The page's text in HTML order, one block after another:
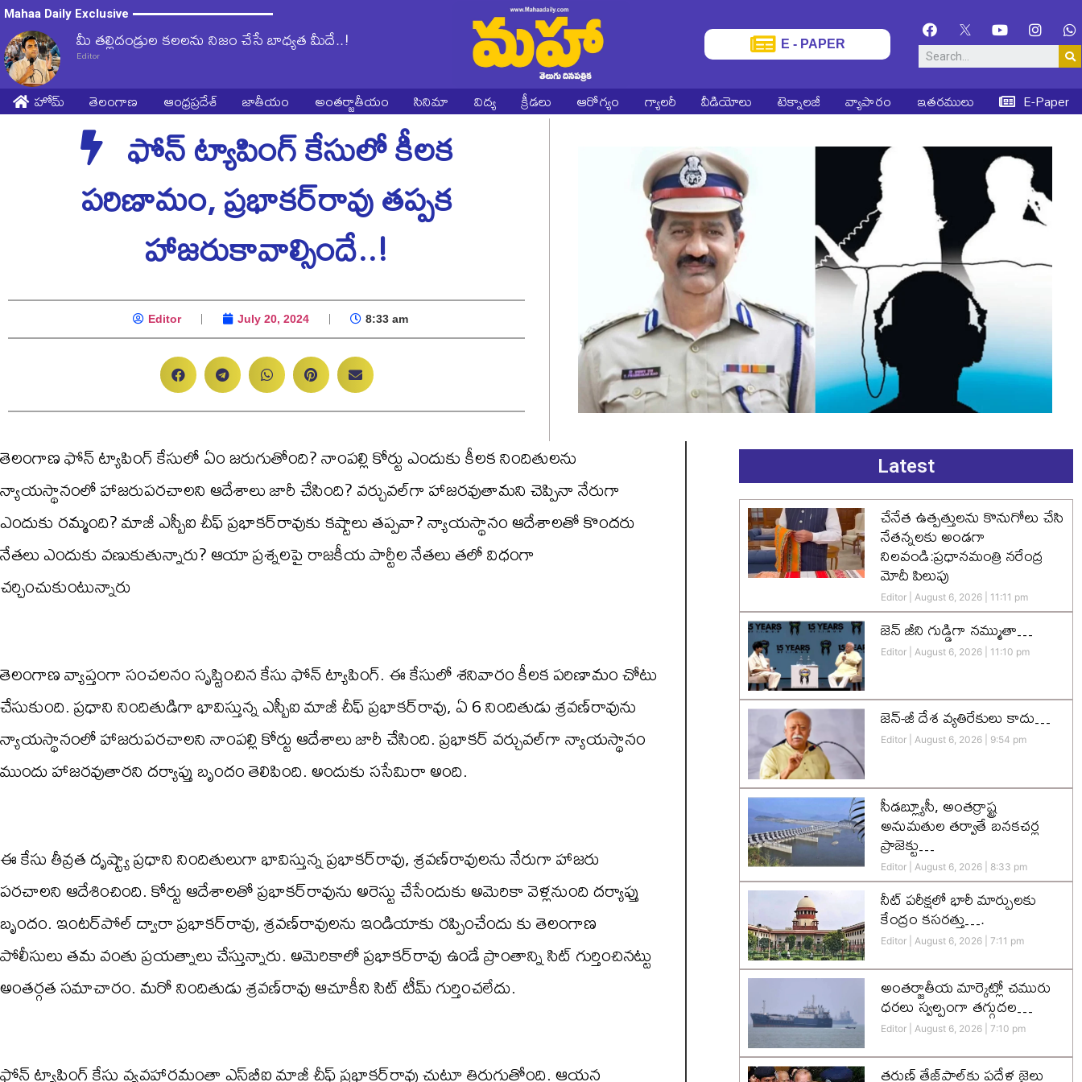
Mahaa Daily Exclusive
మీ తల్లిదండ్రుల కలలను నిజం చేసే బాధ్యత మీదే..!
Editor
E - PAPER
హోమ్ తెలంగాణ ఆంధ్రప్రదేశ్ జాతీయం అంతర్జాతీయం సినిమా విద్య క్రీడలు ఆరోగ్యం గ్యాలరీ వీడియోలు టెక్నాలజీ వ్యాపారం ఇతరములు E-Paper
ఫోన్ ట్యాపింగ్ కేసులో కీలక
పరిణామం, ప్రభాకర్‌రావు తప్పక
హాజరుకావాల్సిందే..!
Editor July 20, 2024 8:33 am
తెలంగాణ ఫోన్ ట్యాపింగ్ కేసులో ఏం జరుగుతోంది? నాంపల్లి కోర్టు ఎందుకు కీలక నిందితులను
న్యాయస్థానంలో హాజరుపరచాలని ఆదేశాలు జారీ చేసింది? వర్చువల్‌గా హాజరవుతామని చెప్పినా నేరుగా
ఎందుకు రమ్మంది? మాజీ ఎస్బీఐ చీఫ్ ప్రభాకర్‌రావుకు కష్టాలు తప్పవా? న్యాయస్థానం ఆదేశాలతో కొందరు
నేతలు ఎందుకు వణుకుతున్నారు? ఆయా ప్రశ్నలపై రాజకీయ పార్టీల నేతలు తలో విధంగా
చర్చించుకుంటున్నారు
తెలంగాణ వ్యాప్తంగా సంచలనం సృష్టించిన కేసు ఫోన్ ట్యాపింగ్. ఈ కేసులో శనివారం కీలక పరిణామం చోటు
చేసుకుంది. ప్రధాని నిందితుడిగా భావిస్తున్న ఎస్బీఐ మాజీ చీఫ్ ప్రభాకర్‌రావు, ఏ 6 నిందితుడు శ్రవణ్‌రావును
న్యాయస్థానంలో హాజరుపరచాలని నాంపల్లి కోర్టు ఆదేశాలు జారీ చేసింది. ప్రభాకర్ వర్చువల్‌గా న్యాయస్థానం
ముందు హాజరవుతారని దర్యాప్తు బృందం తెలిపింది. అందుకు ససేమిరా అంది.
ఈ కేసు తీవ్రత దృష్ట్యా ప్రధాని నిందితులుగా భావిస్తున్న ప్రభాకర్‌రావు, శ్రవణ్‌రావులను నేరుగా హాజరు
పరచాలని ఆదేశించింది. కోర్టు ఆదేశాలతో ప్రభాకర్‌రావును అరెస్టు చేసేందుకు అమెరికా వెళ్లనుంది దర్యాప్తు
బృందం. ఇంటర్‌పోల్ ద్వారా ప్రభాకర్‌రావు, శ్రవణ్‌రావులను ఇండియాకు రప్పించేందు కు తెలంగాణ
పోలీసులు తమ వంతు ప్రయత్నాలు చేస్తున్నారు. అమెరికాలో ప్రభాకర్‌రావు ఉండే ప్రాంతాన్ని సిట్ గుర్తించినట్టు
అంతర్గత సమాచారం. మరో నిందితుడు శ్రవణ్‌రావు ఆచూకీని సిట్ టీమ్ గుర్తించలేదు.
ఫోన్ ట్యాపింగ్ కేసు వ్యవహారమంతా ఎస్‌బీఐ మాజీ చీఫ్ ప్రభాకర్‌రావు చుట్టూ తిరుగుతోంది. ఆయన
Latest
చేనేత ఉత్పత్తులను కొనుగోలు చేసి
నేతన్నలకు అండగా
నిలవండి:ప్రధానమంత్రి నరేంద్ర
మోదీ పిలుపు
Editor August 6, 2026 11:11 pm
జెన్‌ జీని గుడ్డిగా నమ్ముతా…
Editor August 6, 2026 11:10 pm
జెన్-జీ దేశ వ్యతిరేకులు కాదు…
Editor August 6, 2026 9:54 pm
సీడబ్ల్యూసీ, అంతర్రాష్ట్ర
అనుమతుల తర్వాతే బనకచర్ల
ప్రాజెక్టు…
Editor August 6, 2026 8:33 pm
నీట్ పరీక్షలో భారీ మార్పులకు
కేంద్రం కసరత్తు….
Editor August 6, 2026 7:11 pm
అంతర్జాతీయ మార్కెట్లో చమురు
ధరలు స్వల్పంగా తగ్గుదల…
Editor August 6, 2026 7:10 pm
తరుణ్ తేజ్‌పాల్‌కు పదేళ్ల జైలు